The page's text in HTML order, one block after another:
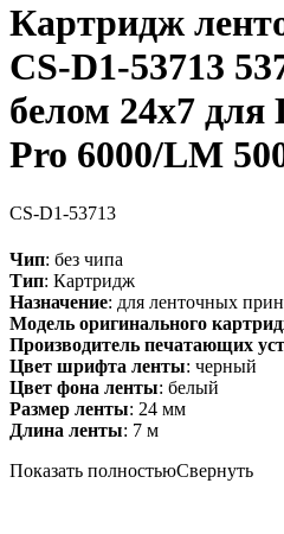
Картридж
CS-D1-53713
белом 24x7 для
Pro 6000/LM
CS-D1-53713
Чип: без чипа
Тип: Картридж
Назначение: для ленточных
Модель оригинального
Производитель печатающих
Цвет шрифта ленты: черный
Цвет фона ленты: белый
Размер ленты: 24 мм
Длина ленты: 7 м
Показать полностьюСвернуть